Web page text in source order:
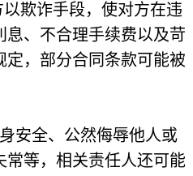
欺诈手段，使对方在违
、不合理手续费以及苛
，部分合同条款可能被
安全、公然侮辱他人或
常等，相关责任人还可能